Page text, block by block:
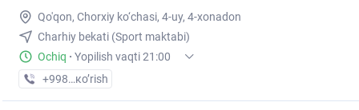
Qo'qon, Chorxiy ko‘chasi, 4-uy, 4-xonadon
Charhiy bekati (Sport maktabi)
Ochiq · Yopilish vaqti 21:00
+998 (90) XXX-XX-XX
кo’rish